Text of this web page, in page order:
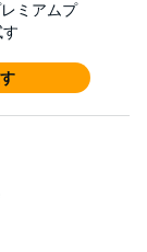
ミアムプ